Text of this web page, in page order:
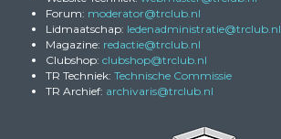
Forum: rotaredom@trclub.nl
Lidmaatschap: eitartsinimdanedel@trclub.nl
Magazine: eitcader@trclub.nl
Clubshop: pohsbulc@trclub.nl
TR Techniek: Technische Commissie
TR Archief: siravihcra@trclub.nl